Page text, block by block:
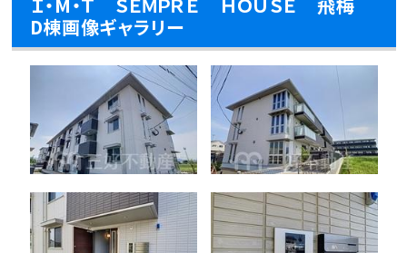
Ｉ・M・Ｔ ＳＥＭＰＲＥ ＨＯＵＳＥ 飛梅
D棟画像ギャラリー